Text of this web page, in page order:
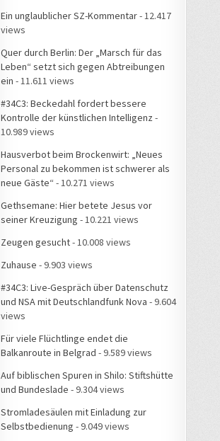
Ein unglaublicher SZ-Kommentar- 12.417
views
Quer durch Berlin: Der „Marsch für das
Leben“ setzt sich gegen Abtreibungen
ein - 11.611 views
#34C3: Beckedahl fordert bessere
Kontrolle der künstlichen Intelligenz -
10.989 views
Hausverbot beim Brockenwirt: „Neues
Personal zu bekommen ist schwerer als
neue Gäste“ - 10.271 views
Gethsemane: Hier betete Jesus vor
seiner Kreuzigung - 10.221 views
Zeugen gesucht- 10.008 views
Zuhause - 9.903 views
#34C3: Live-Gespräch über Datenschutz
und NSA mit Deutschlandfunk Nova - 9.604
views
Für viele Flüchtlinge endet die
Balkanroute in Belgrad - 9.589 views
Auf biblischen Spuren in Shilo: Stiftshütte
und Bundeslade - 9.304 views
Stromladesäulen mit Einladung zur
Selbstbedienung - 9.049 views